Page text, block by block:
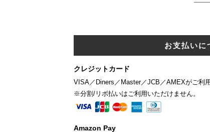
お支払いに
クレジットカード
VISA／Diners／Master／JCB／AMEXがご利
※分割/リボ払いはご利用いただけません。
Amazon Pay